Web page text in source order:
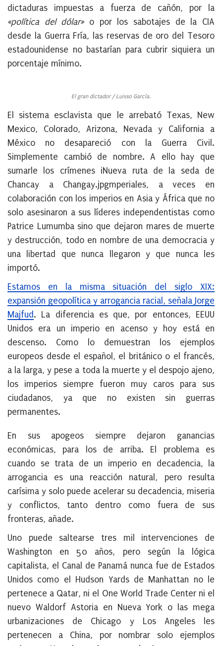
dictaduras impuestas a fuerza de cañón, por la
«política del dólar»o por los sabotajes de la CIA
desde la Guerra Fría, las reservas de oro del Tesoro
estadounidense no bastarían para cubrir siquiera un
porcentaje mínimo.
El gran dictador / Luisso García.
El sistema esclavista que le arrebató Texas, New
Mexico, Colorado, Arizona, Nevada y California a
México no desapareció con la Guerra Civil.
Simplemente cambió de nombre. A ello hay que
sumarle los crímenes iNueva ruta de la seda de
Chancay a Changay.jpgmperiales, a veces en
colaboración con los imperios en Asia y África que no
solo asesinaron a sus líderes independentistas como
Patrice Lumumba sino que dejaron mares de muerte
y destrucción, todo en nombre de una democracia y
una libertad que nunca llegaron y que nunca les
importó.
Estamos en la misma situación del siglo XIX:
expansión geopolítica y arrogancia racial, señala Jorge
Majfud. La diferencia es que, por entonces, EEUU
Unidos era un imperio en acenso y hoy está en
descenso. Como lo demuestran los ejemplos
europeos desde el español, el británico o el francés,
a la larga, y pese a toda la muerte y el despojo ajeno,
los imperios siempre fueron muy caros para sus
ciudadanos, ya que no existen sin guerras
permanentes.
En sus apogeos siempre dejaron ganancias
económicas, para los de arriba. El problema es
cuando se trata de un imperio en decadencia, la
arrogancia es una reacción natural, pero resulta
carísima y solo puede acelerar su decadencia, miseria
y conflictos, tanto dentro como fuera de sus
fronteras, añade.
Uno puede saltearse tres mil intervenciones de
Washington en 50 años, pero según la lógica
capitalista, el Canal de Panamá nunca fue de Estados
Unidos como el Hudson Yards de Manhattan no le
pertenece a Qatar, ni el One World Trade Center ni el
nuevo Waldorf Astoria en Nueva York o las mega
urbanizaciones de Chicago y Los Angeles les
pertenecen a China, por nombrar solo ejemplos